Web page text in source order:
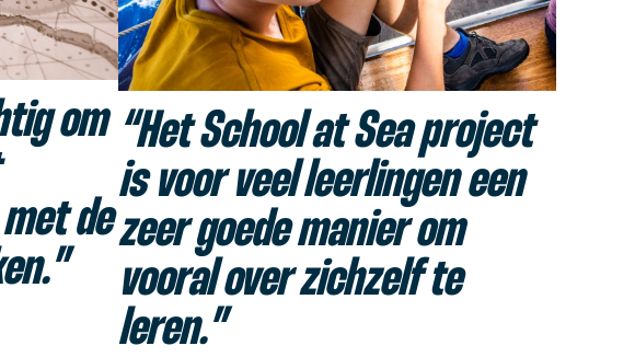
om
de
“Het School at Sea project
is voor veel leerlingen een
zeer goede manier om
vooral over zichzelf te
leren.”